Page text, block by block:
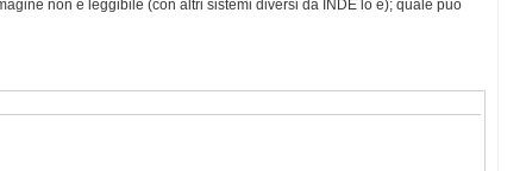
non è leggibile (con altri sistemi diversi da INDE lo è); quale può